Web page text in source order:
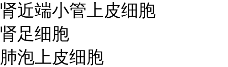
肾近端小管上皮细胞
肾足细胞
肺泡上皮细胞